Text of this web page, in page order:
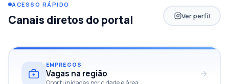
ACESSO RÁPIDO
Canais diretos do portal Ver perfil
EMPREGOS
Vagas na região